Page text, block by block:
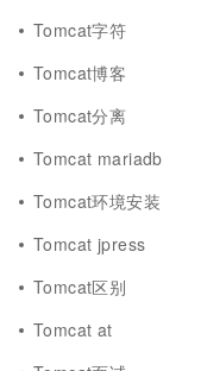
Tomcat字符
Tomcat博客
Tomcat分离
Tomcat mariadb
Tomcat环境安装
Tomcat jpress
Tomcat区别
Tomcat at